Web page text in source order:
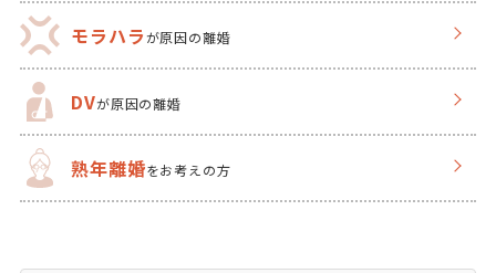
モラハラが原因の離婚
DVが原因の離婚
熟年離婚をお考えの方